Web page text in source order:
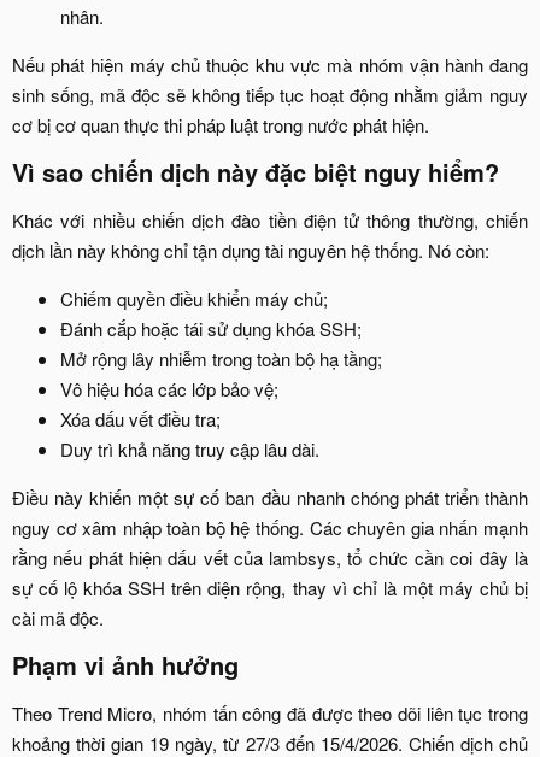
nhân.​
Nếu phát hiện máy chủ thuộc khu vực mà nhóm vận hành đang
sinh sống, mã độc sẽ không tiếp tục hoạt động nhằm giảm nguy
cơ bị cơ quan thực thi pháp luật trong nước phát hiện.​
Vì sao chiến dịch này đặc biệt nguy hiểm?​
Khác với nhiều chiến dịch đào tiền điện tử thông thường, chiến
dịch lần này không chỉ tận dụng tài nguyên hệ thống. Nó còn:​
Chiếm quyền điều khiển máy chủ;​
Đánh cắp hoặc tái sử dụng khóa SSH;​
Mở rộng lây nhiễm trong toàn bộ hạ tầng;​
Vô hiệu hóa các lớp bảo vệ;​
Xóa dấu vết điều tra;​
Duy trì khả năng truy cập lâu dài.​
Điều này khiến một sự cố ban đầu nhanh chóng phát triển thành
nguy cơ xâm nhập toàn bộ hệ thống. Các chuyên gia nhấn mạnh
rằng nếu phát hiện dấu vết của lambsys, tổ chức cần coi đây là
sự cố lộ khóa SSH trên diện rộng, thay vì chỉ là một máy chủ bị
cài mã độc.​
Phạm vi ảnh hưởng​
Theo Trend Micro, nhóm tấn công đã được theo dõi liên tục trong
khoảng thời gian 19 ngày, từ 27/3 đến 15/4/2026. Chiến dịch chủ